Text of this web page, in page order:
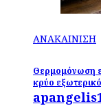
ΑΝΑΚΑΙΝΙΣΗ
Θερμομόνωση
κρύο